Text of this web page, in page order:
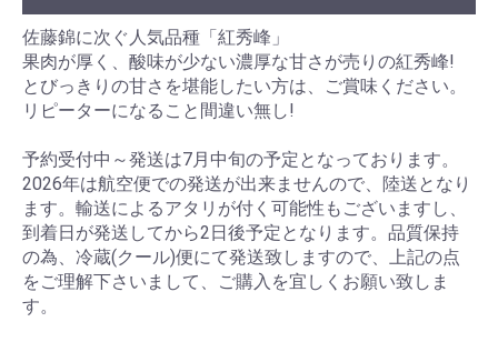
佐藤錦に次ぐ人気品種「紅秀峰」
果肉が厚く、酸味が少ない濃厚な甘さが売りの紅秀峰!
とびっきりの甘さを堪能したい方は、ご賞味ください。
リピーターになること間違い無し!
予約受付中～発送は7月中旬の予定となっております。
2026年は航空便での発送が出来ませんので、陸送となり
ます。輸送によるアタリが付く可能性もございますし、
到着日が発送してから2日後予定となります。品質保持
の為、冷蔵(クール)便にて発送致しますので、上記の点
をご理解下さいまして、ご購入を宜しくお願い致しま
す。